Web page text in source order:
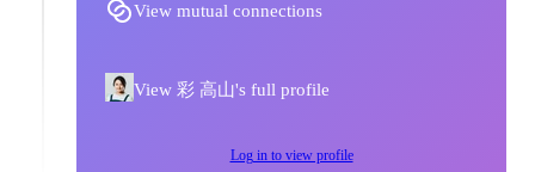
View mutual connections
View 彩 高山's full profile
Log in to view profile